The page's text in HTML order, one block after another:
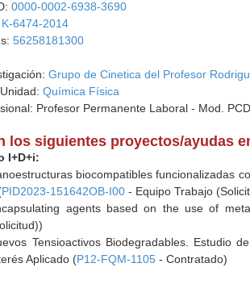
0000-0002-6938-3690
K-6474-2014
56258181300
Grupo de Cinetica del Profesor
Química Física
Profesor Permanente Laboral - Mod. PCD
los siguientes proyectos/ayudas
I+D+i:
biocompatibles funcionalizadas
PID2023-151642OB-I00 - Equipo Trabajo
agents based on the use of
Tensioactivos Biodegradables. Estudio
Aplicado (P12-FQM-1105 - Contratado)